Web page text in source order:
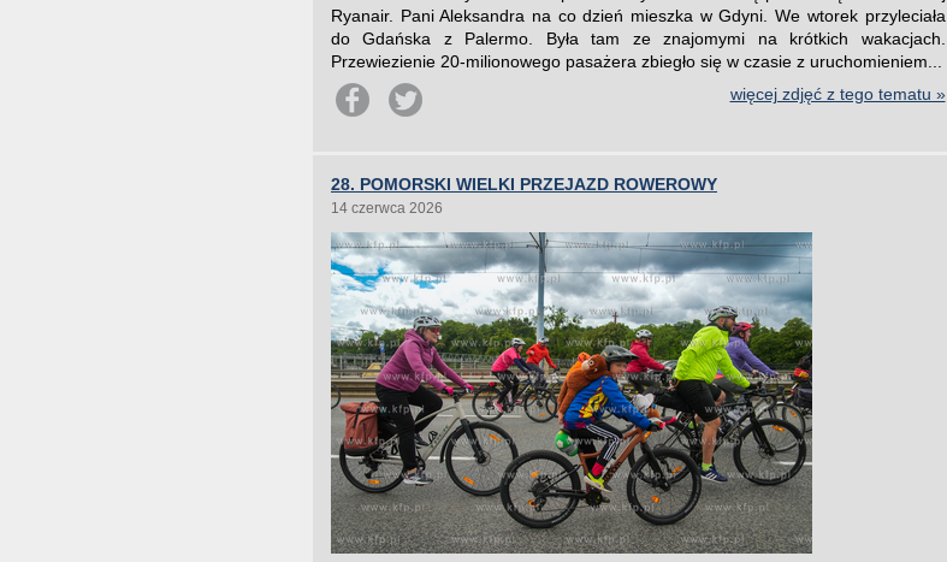
Ryanair. Pani Aleksandra na co dzień mieszka w Gdyni. We wtorek przyleciała
do Gdańska z Palermo. Była tam ze znajomymi na krótkich wakacjach.
Przewiezienie 20-milionowego pasażera zbiegło się w czasie z uruchomieniem...
więcej zdjęć z tego tematu »
28. POMORSKI WIELKI PRZEJAZD ROWEROWY
14 czerwca 2026